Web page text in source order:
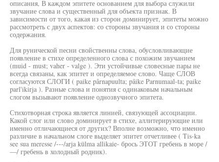
описания, В каждом эпитете основанием для выбора служили
звучание слова и существенный для объекта признак. В
зависимости от того, какая из сторон доминирует, эпитеты можно
рассмотреть с двух аспектов: со стороны звучания и со стороны
содержания.
Для рунической песни свойственны слова, обусловливающие
появление в стихе определенного слова с похожим звучанием
(muid - must; vaher - valge ). Эти устойчивые словесные пары не
всегда связаны, как эпитет и определяемое слово. Чаще СЛОВ
согласуются СЛОГИ ( paike pârnapuulta; pâike Parnumaal-ta; paike
parl'ikirja ). Разные слова и понятия с одинаковым начальным
слогом вызывают появление однозвучного эпитета.
Стихотворная строка является линией, связующей ассоциации.
Какой слог или слово доминирует в стихе, аллитерирующие или
именно отличающиеся от других? Вполне возможно, что именно
различие в начальном слоге выделяет эпитет отчетливее ( Tis-ka
see sua meresse /---/arja külma allikaie- брось ЭТОТ гребень в море /
—/ гребень в холодный родник).